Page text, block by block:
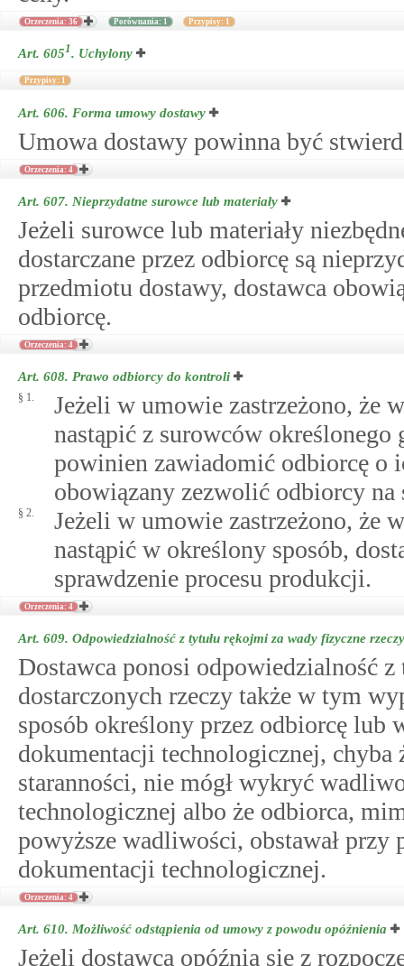
Orzeczenia: 36 Porównania: 1 Przypisy: 1
Art. 6051. Uchylony
Przypisy: 1
Art. 606. Forma umowy dostawy
Umowa dostawy powinna być
Orzeczenia: 4
Art. 607. Nieprzydatne surowce lub materiały
Jeżeli surowce lub materiały
dostarczane przez odbiorcę są
przedmiotu dostawy, dostawca
odbiorcę.
Orzeczenia: 4
Art. 608. Prawo odbiorcy do kontroli
§ 1.
Jeżeli w umowie zastrzeżono, że
nastąpić z surowców
powinien zawiadomić odbiorcę o
obowiązany zezwolić odbiorcy
§ 2.
Jeżeli w umowie zastrzeżono, że
nastąpić w określony sposób,
sprawdzenie procesu produkcji.
Orzeczenia: 4
Art. 609. Odpowiedzialność z tytułu rękojmi za wady fizyczne rzeczy
Dostawca ponosi odpowiedzialność
dostarczonych rzeczy także w tym
sposób określony przez odbiorcę lub
dokumentacji technologicznej, chyba
staranności, nie mógł wykryć
technologicznej albo że odbiorca,
powyższe wadliwości, obstawał
dokumentacji technologicznej.
Orzeczenia: 4
Art. 610. Możliwość odstąpienia od umowy z powodu opóźnienia
Jeżeli dostawca opóźnia się z